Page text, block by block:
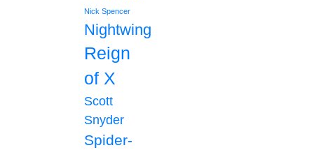
Nick Spencer
Nightwing
Reign
of X
Scott
Snyder
Spider-